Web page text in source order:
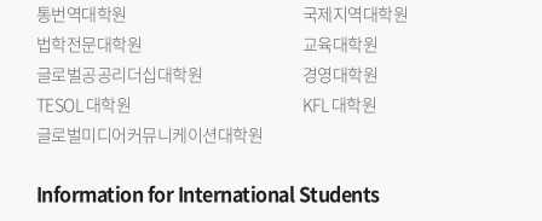
통번역대학원
국제지역대학원
법학전문대학원
교육대학원
글로벌공공리더십대학원
경영대학원
TESOL 대학원
KFL 대학원
글로벌미디어커뮤니케이션대학원
Informationfor International Students